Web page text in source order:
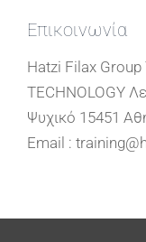
Επικοινωνία
Hatzi Filax Group
TECHNOLOGY
Ψυχικό 15451
Email :